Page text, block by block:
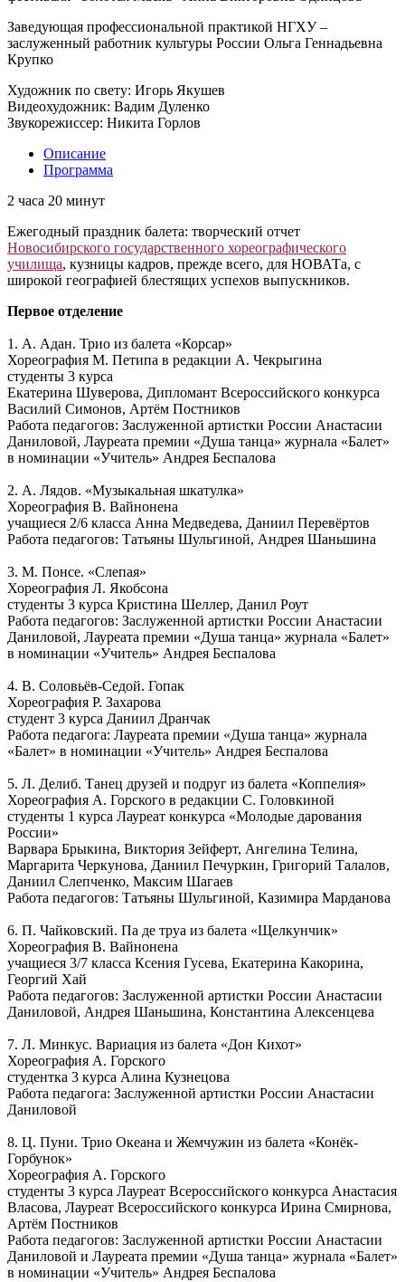
Заведующая профессиональной практикой НГХУ –
заслуженный работник культуры России Ольга Геннадьевна
Крупко
Художник по свету: Игорь Якушев
Видеохудожник: Вадим Дуленко
Звукорежиссер: Никита Горлов
Описание
Программа
2 часа 20 минут
Ежегодный праздник балета: творческий отчет
Новосибирского государственного хореографического
училища, кузницы кадров, прежде всего, для НОВАТа, с
широкой географией блестящих успехов выпускников.
Первое отделение
1. А. Адан. Трио из балета «Корсар»
Хореография М. Петипа в редакции А. Чекрыгина
студенты 3 курса
Екатерина Шуверова, Дипломант Всероссийского конкурса
Василий Симонов, Артём Постников
Работа педагогов: Заслуженной артистки России Анастасии
Даниловой, Лауреата премии «Душа танца» журнала «Балет»
в номинации «Учитель» Андрея Беспалова
2. А. Лядов. «Музыкальная шкатулка»
Хореография В. Вайнонена
учащиеся 2/6 класса Анна Медведева, Даниил Перевёртов
Работа педагогов: Татьяны Шульгиной, Андрея Шаньшина
3. М. Понсе. «Слепая»
Хореография Л. Якобсона
студенты 3 курса Кристина Шеллер, Данил Роут
Работа педагогов: Заслуженной артистки России Анастасии
Даниловой, Лауреата премии «Душа танца» журнала «Балет»
в номинации «Учитель» Андрея Беспалова
4. В. Соловьёв-Седой. Гопак
Хореография Р. Захарова
студент 3 курса Даниил Дранчак
Работа педагога: Лауреата премии «Душа танца» журнала
«Балет» в номинации «Учитель» Андрея Беспалова
5. Л. Делиб. Танец друзей и подруг из балета «Коппелия»
Хореография А. Горского в редакции С. Головкиной
студенты 1 курса Лауреат конкурса «Молодые дарования
России»
Варвара Брыкина, Виктория Зейферт, Ангелина Телина,
Маргарита Черкунова, Даниил Печуркин, Григорий Талалов,
Даниил Слепченко, Максим Шагаев
Работа педагогов: Татьяны Шульгиной, Казимира Марданова
6. П. Чайковский. Па де труа из балета «Щелкунчик»
Хореография В. Вайнонена
учащиеся 3/7 класса Ксения Гусева, Екатерина Какорина,
Георгий Хай
Работа педагогов: Заслуженной артистки России Анастасии
Даниловой, Андрея Шаньшина, Константина Алексенцева
7. Л. Минкус. Вариация из балета «Дон Кихот»
Хореография А. Горского
студентка 3 курса Алина Кузнецова
Работа педагога: Заслуженной артистки России Анастасии
Даниловой
8. Ц. Пуни. Трио Океана и Жемчужин из балета «Конёк-
Горбунок»
Хореография А. Горского
студенты 3 курса Лауреат Всероссийского конкурса Анастасия
Власова, Лауреат Всероссийского конкурса Ирина Смирнова,
Артём Постников
Работа педагогов: Заслуженной артистки России Анастасии
Даниловой и Лауреата премии «Душа танца» журнала «Балет»
в номинации «Учитель» Андрея Беспалова